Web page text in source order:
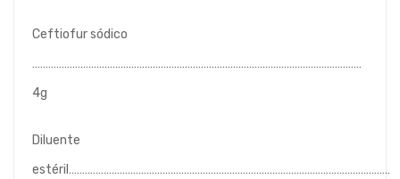
Ceftiofur sódico
……………………………………………………………………………………………………………
4g
Diluente
estéril…………………………………………………………………………………………………………